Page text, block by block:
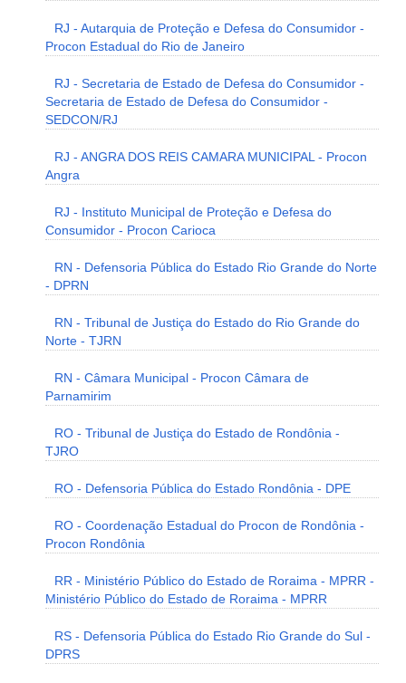
RJ - Autarquia de Proteção e Defesa do Consumidor -
Procon Estadual do Rio de Janeiro
RJ - Secretaria de Estado de Defesa do Consumidor -
Secretaria de Estado de Defesa do Consumidor -
SEDCON/RJ
RJ - ANGRA DOS REIS CAMARA MUNICIPAL - Procon
Angra
RJ - Instituto Municipal de Proteção e Defesa do
Consumidor - Procon Carioca
RN - Defensoria Pública do Estado Rio Grande do Norte
- DPRN
RN - Tribunal de Justiça do Estado do Rio Grande do
Norte - TJRN
RN - Câmara Municipal - Procon Câmara de
Parnamirim
RO - Tribunal de Justiça do Estado de Rondônia -
TJRO
RO - Defensoria Pública do Estado Rondônia - DPE
RO - Coordenação Estadual do Procon de Rondônia -
Procon Rondônia
RR - Ministério Público do Estado de Roraima - MPRR -
Ministério Público do Estado de Roraima - MPRR
RS - Defensoria Pública do Estado Rio Grande do Sul -
DPRS